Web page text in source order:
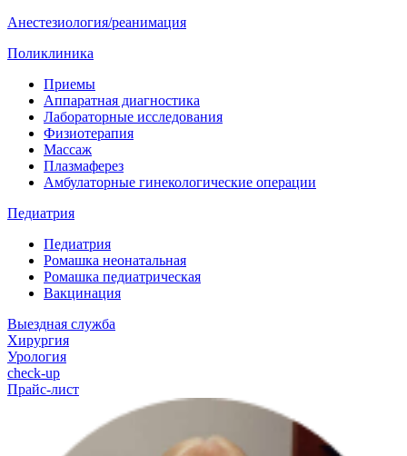
Анестезиология/реанимация
Поликлиника
Приемы
Аппаратная диагностика
Лабораторные исследования
Физиотерапия
Массаж
Плазмаферез
Амбулаторные гинекологические операции
Педиатрия
Педиатрия
Ромашка неонатальная
Ромашка педиатрическая
Вакцинация
Выездная служба
Хирургия
Урология
check-up
Прайс-лист